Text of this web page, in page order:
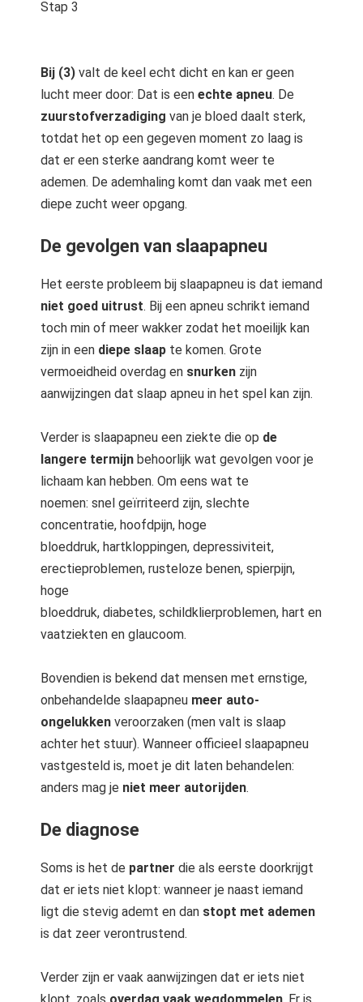
Bij (3) valt de keel echt dicht en kan er geen
lucht meer door: Dat is een echte apneu. De
zuurstofverzadiging van je bloed daalt sterk,
totdat het op een gegeven moment zo laag is
dat er een sterke aandrang komt weer te
ademen. De ademhaling komt dan vaak met een
diepe zucht weer opgang.
De gevolgen van slaapapneu
Het eerste probleem bij slaapapneu is dat iemand
niet goed uitrust. Bij een apneu schrikt iemand
toch min of meer wakker zodat het moeilijk kan
zijn in een diepe slaap te komen. Grote
vermoeidheid overdag en snurken zijn
aanwijzingen dat slaap apneu in het spel kan zijn.
Verder is slaapapneu een ziekte die op de
langere termijn behoorlijk wat gevolgen voor je
lichaam kan hebben. Om eens wat te
noemen: snel geïrriteerd zijn, slechte
concentratie, hoofdpijn, hoge
bloeddruk, hartkloppingen, depressiviteit,
erectieproblemen, rusteloze benen, spierpijn,
hoge
bloeddruk, diabetes, schildklierproblemen, hart en
vaatziekten en glaucoom.
Bovendien is bekend dat mensen met ernstige,
onbehandelde slaapapneu meer auto-
ongelukken veroorzaken (men valt is slaap
achter het stuur). Wanneer officieel slaapapneu
vastgesteld is, moet je dit laten behandelen:
anders mag je niet meer autorijden.
De diagnose
Soms is het de partner die als eerste doorkrijgt
dat er iets niet klopt: wanneer je naast iemand
ligt die stevig ademt en dan stopt met ademen
is dat zeer verontrustend.
Verder zijn er vaak aanwijzingen dat er iets niet